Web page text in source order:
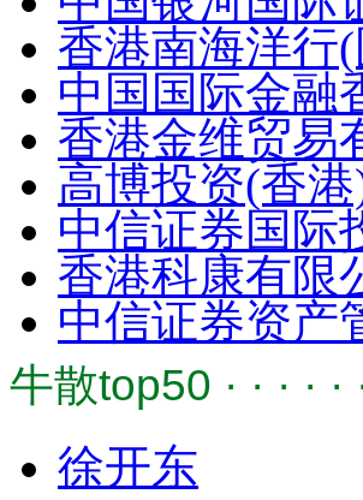
香港南海洋行
中国国际金融
香港金维贸易
高博投资(香
中信证券国际
香港科康有限
中信证券资产
牛散top50 · · · · ·
徐开东